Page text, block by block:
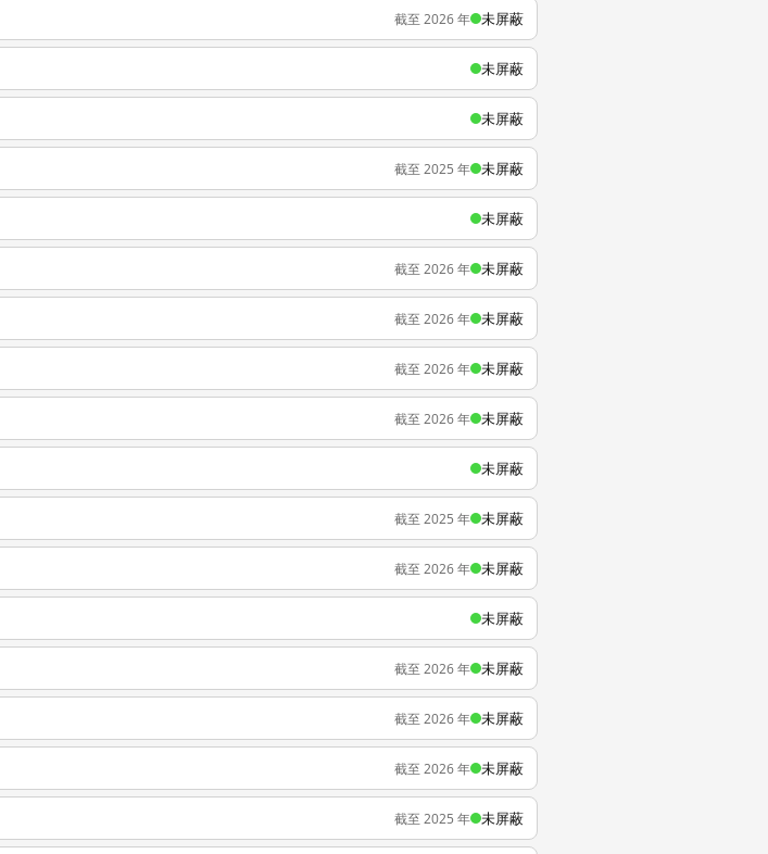
截至 2026 年 未屏蔽
未屏蔽
未屏蔽
截至 2025 年 未屏蔽
未屏蔽
截至 2026 年 未屏蔽
截至 2026 年 未屏蔽
截至 2026 年 未屏蔽
截至 2026 年 未屏蔽
未屏蔽
截至 2025 年 未屏蔽
截至 2026 年 未屏蔽
未屏蔽
截至 2026 年 未屏蔽
截至 2026 年 未屏蔽
截至 2026 年 未屏蔽
截至 2025 年 未屏蔽